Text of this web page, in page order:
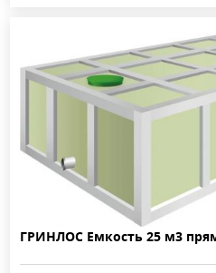
ГРИНЛОС Емкость 25 м3